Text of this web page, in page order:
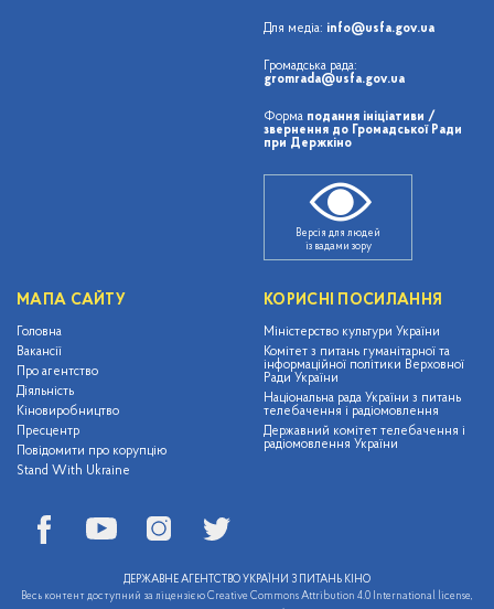
Для медіа: info@usfa.gov.ua
Громадська рада:
gromrada@usfa.gov.ua
Форма подання ініціативи /
звернення до Громадської Ради
при Держкіно
Версія для людей
із вадами зору
МАПА САЙТУ
Головна
Вакансії
Про агентство
Діяльність
Кіновиробництво
Пресцентр
Повідомити про корупцію
Stand With Ukraine
КОРИСНІ ПОСИЛАННЯ
Міністерство культури України
Комітет з питань гуманітарної та
інформаційної політики Верховної
Ради України
Національна рада України з питань
телебачення і радіомовлення
Державний комітет телебачення і
радіомовлення України
ДЕРЖАВНЕ АГЕНТСТВО УКРАЇНИ З ПИТАНЬ КІНО
Весь контент доступний за ліцензією Creative Commons Attribution 4.0 International license,